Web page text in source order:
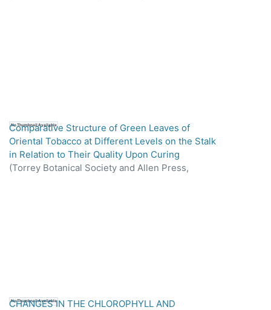
No Thumbnail Available
Comparative Structure of Green Leaves of
Oriental Tobacco at Different Levels on the Stalk
in Relation to Their Quality Upon Curing
(Torrey Botanical Society and Allen Press,
No Thumbnail Available
CHANGES IN THE CHLOROPHYLL AND